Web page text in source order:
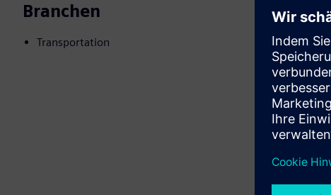
Branchen
Transportation